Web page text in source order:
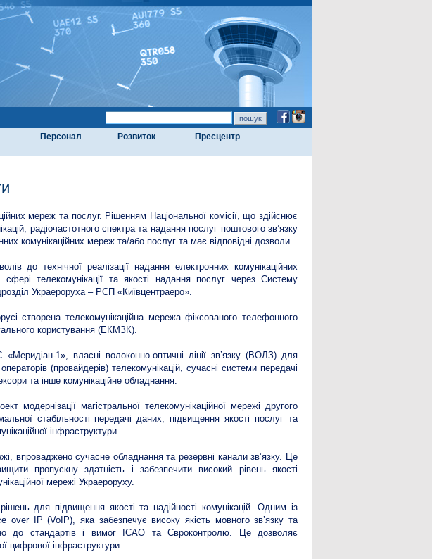
Персонал Розвиток Пресцентр
мереж та послуг. Рішенням Національної комісії, що здійснює
радіочастотного спектра та надання послуг поштового зв’язку
комунікаційних мереж та/або послуг та має відповідні дозволи.
до технічної реалізації надання електронних комунікаційних
телекомунікації та якості надання послуг через Систему
Украероруха – РСП «Київцентраеро».
створена телекомунікаційна мережа фіксованого телефонного
користування (ЕКМЗК).
1», власні волоконно-оптичні лінії зв’язку (ВОЛЗ) для
(провайдерів) телекомунікацій, сучасні системи передачі
та інше комунікаційне обладнання.
модернізації магістральної телекомунікаційної мережі другого
стабільності передачі даних, підвищення якості послуг та
інфраструктури.
впроваджено сучасне обладнання та резервні канали зв’язку. Це
пропускну здатність і забезпечити високий рівень якості
мережі Украероруху.
для підвищення якості та надійності комунікацій. Одним із
over IP (VoIP), яка забезпечує високу якість мовного зв’язку та
до стандартів і вимог ICAO та Євроконтролю. Це дозволяє
цифрової інфраструктури.